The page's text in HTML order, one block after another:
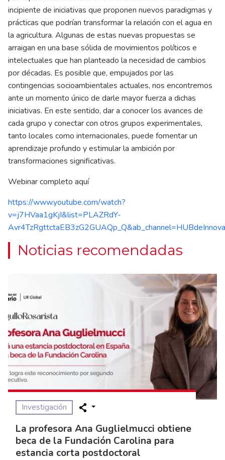
incipiente de iniciativas que proponen nuevos paradigmas y
prácticas que podrían transformar la relación con el agua en
la agricultura. Algunas de estas nuevas propuestas se
arraigan en una base sólida de movimientos políticos e
intelectuales que han planteado la necesidad de cambios
por décadas. Es posible que, empujados por las
contingencias socioambientales actuales, nos encontremos
ante un momento único de darle mayor fuerza a dichas
iniciativas. En este sentido, dar a conocer los avances de
cada grupo y conectar con otros grupos experimentales,
tanto locales como internacionales, puede fomentar un
aprendizaje profundo y estimular la ambición por
transformaciones significativas.
Webinar completo aquí
https://www.youtube.com/watch?
v=j7HVaa1gKjI&list=PLAZRdY-
Noticias recomendadas
Investigación
La profesora Ana Guglielmucci obtiene
beca de la Fundación Carolina para
estancia corta postdoctoral